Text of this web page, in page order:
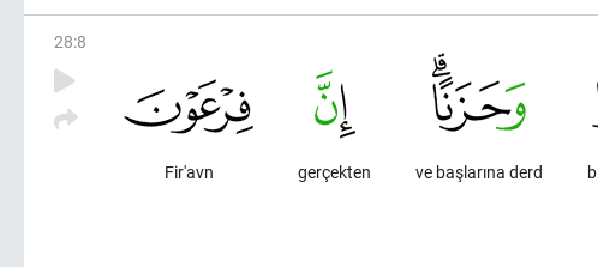
28:8
ve başlarına derd
gerçekten
Fir'avn